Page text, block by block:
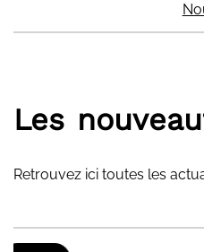
Les
Retrouvez ici toutes les